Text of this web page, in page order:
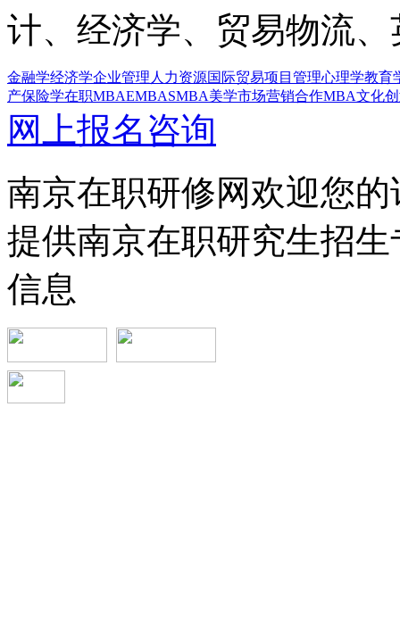
计、经济学、贸易物流
金融学经济学企业管理 人力资源国际贸易项目管理心理学教育
产保险学在职MBAEMBASMBA美学市场营销合作MBA文化
网上报名咨询
南京在职研修网欢迎您的
提供南京在职研究生招
信息